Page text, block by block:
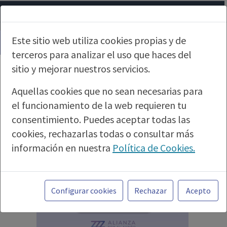
Este sitio web utiliza cookies propias y de
terceros para analizar el uso que haces del
sitio y mejorar nuestros servicios.
Aquellas cookies que no sean necesarias para
el funcionamiento de la web requieren tu
consentimiento. Puedes aceptar todas las
cookies, rechazarlas todas o consultar más
información en nuestra Política de Cookies.
Toda la información incluida en la Página Web
está referida a productos del mercado
español y, por tanto, dirigida a profesionales
sanitarios legalmente facultados para
Configurar cookies Rechazar Acepto